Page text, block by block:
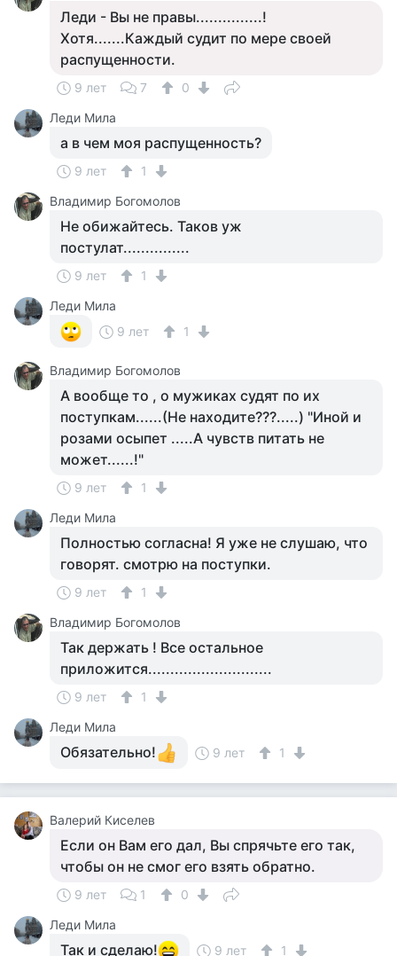
Леди - Вы не правы...............!
Хотя.......Каждый судит по мере своей
распущенности.
9 лет 7
0
Леди Мила
а в чем моя распущенность?
9 лет
1
Владимир Богомолов
Не обижайтесь. Таков уж
постулат...............
9 лет
1
Леди Мила
9 лет
1
Владимир Богомолов
А вообще то , о мужиках судят по их
поступкам......(Не находите???.....) "Иной и
розами осыпет .....А чувств питать не
может......!"
9 лет
1
Леди Мила
Полностью согласна! Я уже не слушаю, что
говорят. смотрю на поступки.
9 лет
1
Владимир Богомолов
Так держать ! Все остальное
приложится............................
9 лет
1
Леди Мила
Обязательно! 9 лет 1
Валерий Киселев
Если он Вам его дал, Вы спрячьте его так,
чтобы он не смог его взять обратно.
9 лет 1
0
Леди Мила
Так и сделаю! 9 лет 1